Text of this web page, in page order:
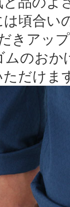
頃合い
きアッ
のおか
だけま